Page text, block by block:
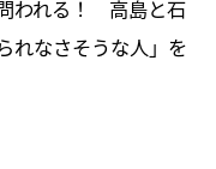
われる！ 高島と石
れなさそうな人」を